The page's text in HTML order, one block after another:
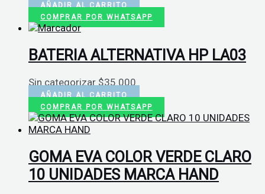
AÑADIR AL CARRITO
COMPRAR POR WHATSAPP
BATERIA ALTERNATIVA HP LA03
Sin categorizar$35.000
AÑADIR AL CARRITO
COMPRAR POR WHATSAPP
GOMA EVA COLOR VERDE CLARO
10 UNIDADES MARCA HAND